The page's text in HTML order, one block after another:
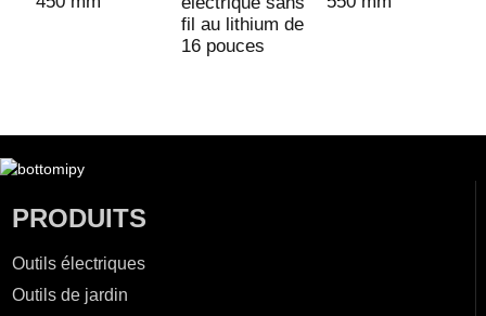
fil au lithium de
16 pouces
PRODUITS
Outils électriques
Outils de jardin